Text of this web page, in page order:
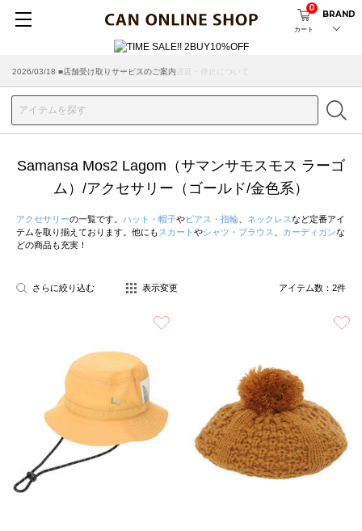
カート
0
BRAND
2026/07/29 ■【お知らせ】ヤマト運輸の配送遅延・停止について
2026/03/18 ■店舗受け取りサービスのご案内
Samansa Mos2 Lagom（サマンサモスモス ラーゴ
ム）/アクセサリー（ゴールド/金色系）
アクセサリーの一覧です。 ハット・帽子やピアス・指輪 ネックレスなど定番アイ
テムを取り揃えております。他にも スカート やシャツ・ブラウス カーディガンな
どの商品も充実！
さらに絞り込む 表示変更 アイテム数： 2件